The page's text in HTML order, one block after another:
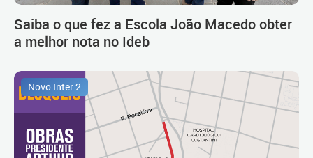
Saiba o que fez a Escola João Macedo obter
a melhor nota no Ideb
Novo Inter 2